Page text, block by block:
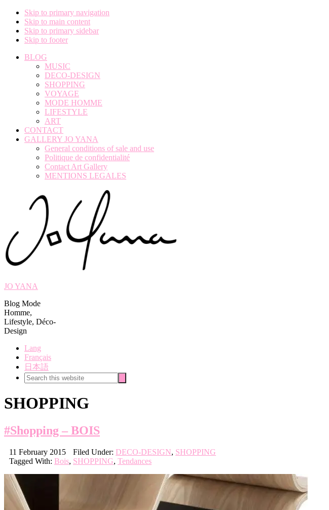
Skip to primary navigation
Skip to main content
Skip to primary sidebar
Skip to footer
BLOG
MUSIC
DECO-DESIGN
SHOPPING
VOYAGE
MODE HOMME
LIFESTYLE
ART
CONTACT
GALLERY JO YANA
General conditions of sale and use
Politique de confidentialité
Contact Art Gallery
MENTIONS LEGALES
JO YANA
Blog Mode
Homme,
Lifestyle, Déco-
Design
Lang
Français
日本語
Search
this
SHOPPING
#Shopping – BOIS
11 February 2015 Filed Under: DECO-DESIGN, SHOPPING
Tagged With: Bois, SHOPPING, Tendances